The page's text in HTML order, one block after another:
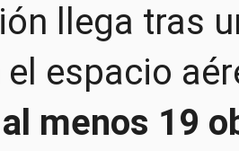
llega tras
el espacio
al menos 19